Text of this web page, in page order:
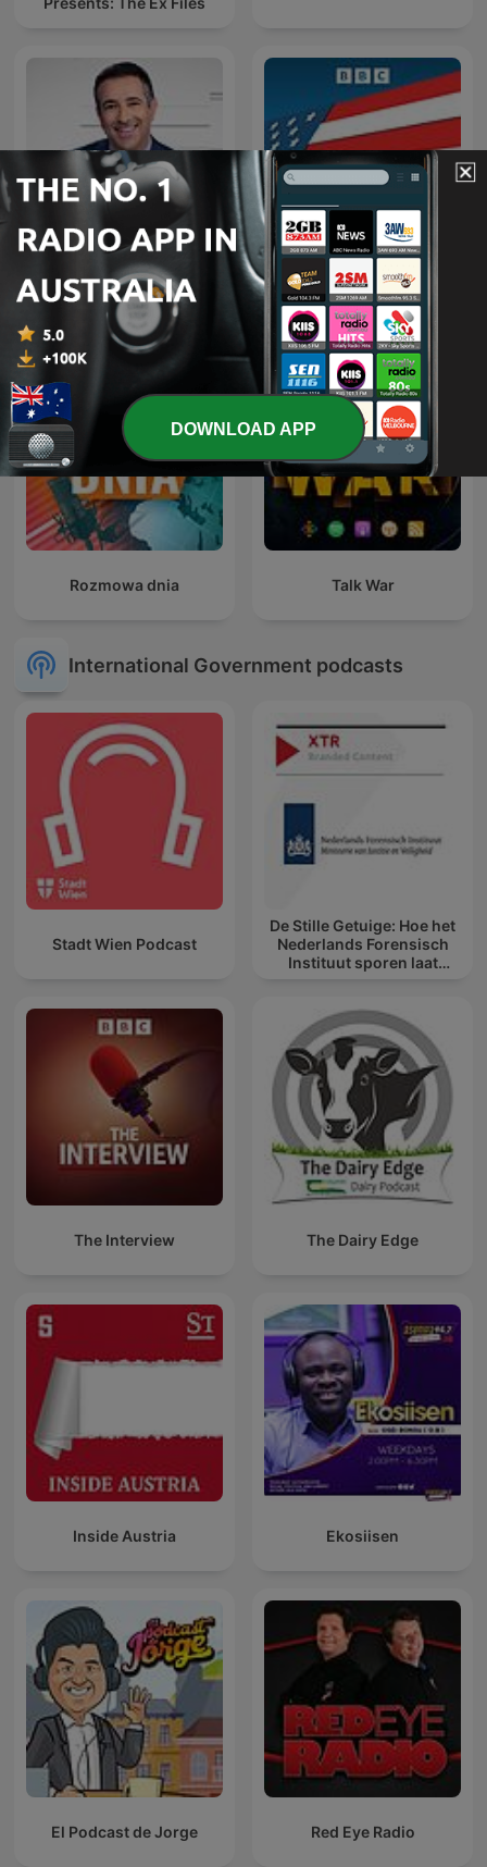
The Beat with Ari Melber Americast
Rozmowa dnia Talk War
International Government podcasts
Stadt Wien Podcast
De Stille Getuige: Hoe het
Nederlands Forensisch
Instituut sporen laat
The Interview The Dairy Edge
Inside Austria Ekosiisen
El Podcast de Jorge Red Eye Radio
DOWNLOAD APP